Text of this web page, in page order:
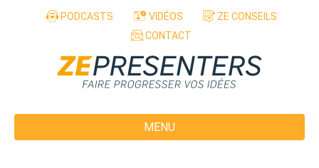
Aller au contenu
PODCASTS VIDÉOS
ZE CONSEILS
CONTACT
MENU